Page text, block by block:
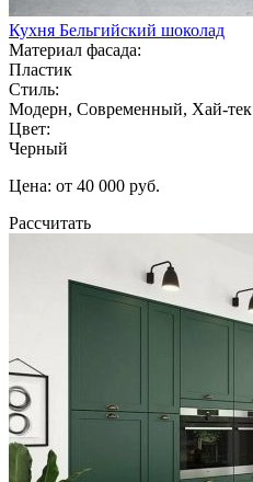
Кухня Бельгийский шоколад
Материал фасада:
Пластик
Стиль:
Модерн, Современный, Хай-тек
Цвет:
Черный
Цена: от 40 000 руб.
Рассчитать